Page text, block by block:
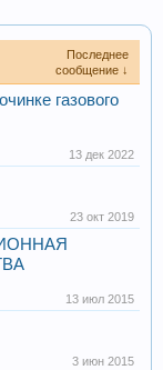
Последнее
сообщение ↓
газового
13 дек 2022
23 окт 2019
13 июл 2015
3 июн 2015